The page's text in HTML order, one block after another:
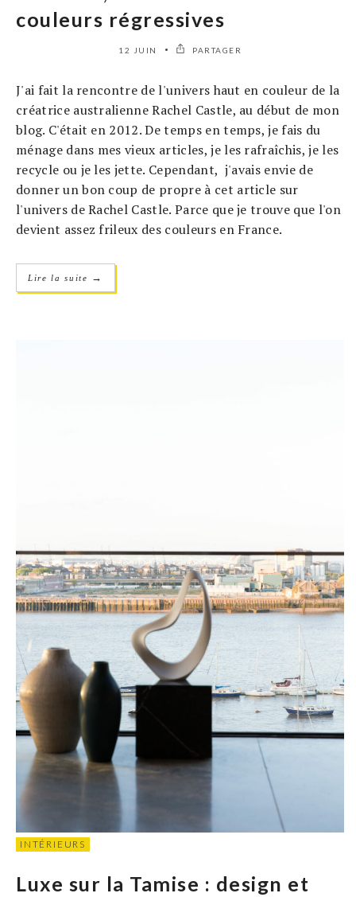
couleurs régressives
12 JUIN PARTAGER
J'ai fait la rencontre de l'univers haut en couleur de la
créatrice australienne Rachel Castle, au début de mon
blog. C'était en 2012. De temps en temps, je fais du
ménage dans mes vieux articles, je les rafraîchis, je les
recycle ou je les jette. Cependant, j'avais envie de
donner un bon coup de propre à cet article sur
l'univers de Rachel Castle. Parce que je trouve que l'on
devient assez frileux des couleurs en France.
Lire la suite →
INTÉRIEURS
Luxe sur la Tamise : design et